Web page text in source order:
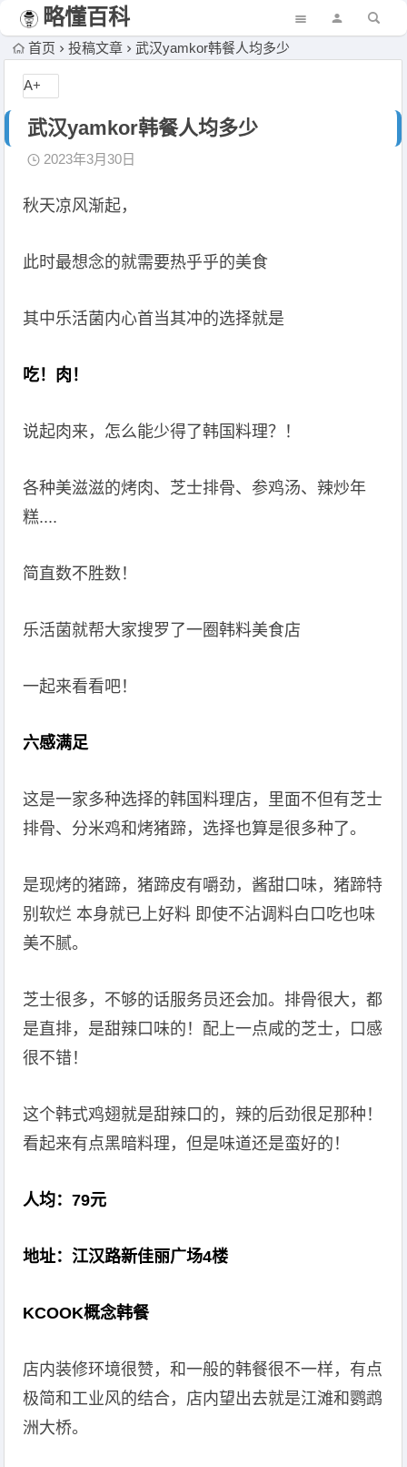
略懂百科
首页 投稿文章 武汉yamkor韩餐人均多少
武汉yamkor韩餐人均多少
2023年3月30日
秋天凉风渐起，
此时最想念的就需要热乎乎的美食
其中乐活菌内心首当其冲的选择就是
吃！肉！
说起肉来，怎么能少得了韩国料理？！
各种美滋滋的烤肉、芝士排骨、参鸡汤、辣炒年
糕....
简直数不胜数！
乐活菌就帮大家搜罗了一圈韩料美食店
一起来看看吧！
六感满足
这是一家多种选择的韩国料理店，里面不但有芝士
排骨、分米鸡和烤猪蹄，选择也算是很多种了。
是现烤的猪蹄，猪蹄皮有嚼劲，酱甜口味，猪蹄特
别软烂 本身就已上好料 即使不沾调料白口吃也味
美不腻。
芝士很多，不够的话服务员还会加。排骨很大，都
是直排，是甜辣口味的！配上一点咸的芝士，口感
很不错！
这个韩式鸡翅就是甜辣口的，辣的后劲很足那种！
看起来有点黑暗料理，但是味道还是蛮好的！
人均：79元
地址：江汉路新佳丽广场4楼
KCOOK概念韩餐
店内装修环境很赞，和一般的韩餐很不一样，有点
极简和工业风的结合，店内望出去就是江滩和鹦鹉
洲大桥。
A+